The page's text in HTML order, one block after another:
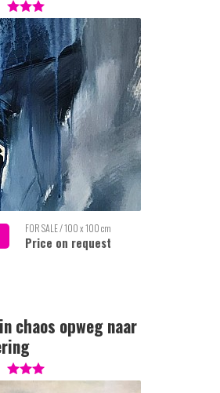
FOR SALE / 100 x 100 cm
Price on request
chaos opweg naar